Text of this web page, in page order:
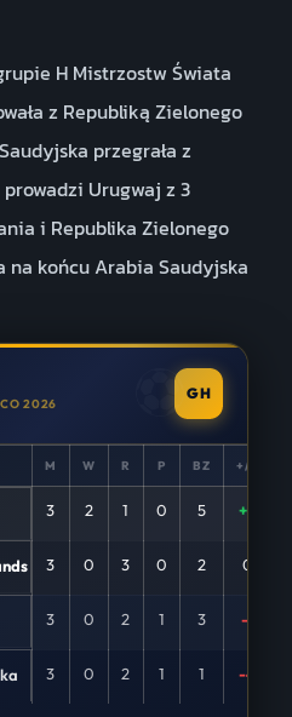
H Mistrzostw Świata
z Republiką Zielonego
przegrała z
Urugwaj z 3
i Republika Zielonego
na końcu Arabia Saudyjska
2026
GH
M W R P BZ +/−
3 2 1 0 5 +5
3 0 3 0 2 0
3 0 2 1 3 -1
3 0 2 1 1 -4